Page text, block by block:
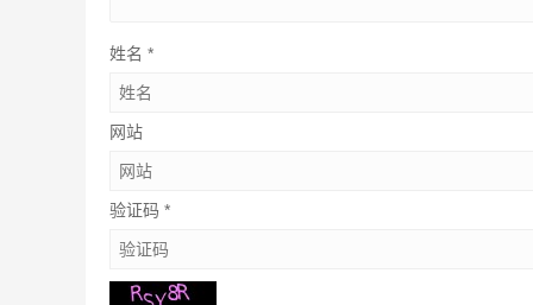
姓名 *
网站
验证码 *